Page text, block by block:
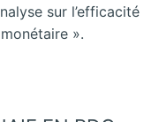
sur l’efficacité
».